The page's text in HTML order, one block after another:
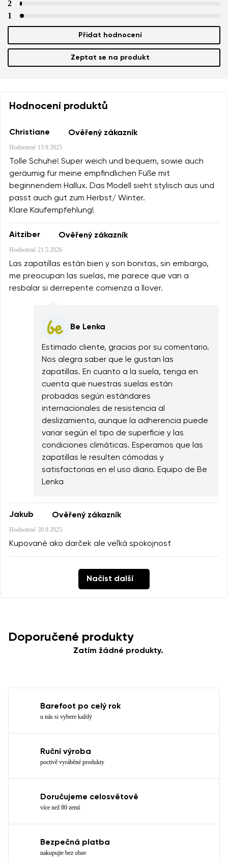
2
1
Přidat hodnocení
Zeptat se na produkt
Hodnocení produktů
Christiane Ověřený zákazník
Hodnotené 13.9.2025
Tolle Schuhe! Super weich und bequem, sowie auch
geräumig für meine empfindlichen Füße mit
beginnendem Hallux. Das Modell sieht stylisch aus und
passt auch gut zum Herbst/ Winter.
Klare Kaufempfehlung!
Aitziber Ověřený zákazník
Hodnotené 21.5.2026
Las zapatillas están bien y son bonitas, sin embargo,
me preocupan las suelas, me parece que van a
resbalar si derrepente comienza a llover.
Be Lenka
Estimado cliente, gracias por su comentario.
Nos alegra saber que le gustan las
zapatillas. En cuanto a la suela, tenga en
cuenta que nuestras suelas están
probadas según estándares
internacionales de resistencia al
deslizamiento, aunque la adherencia puede
variar según el tipo de superficie y las
condiciones climáticas. Esperamos que las
zapatillas le resulten cómodas y
satisfactorias en el uso diario. Equipo de Be
Lenka
Jakub Ověřený zákazník
Hodnotené 30.9.2025
Kupované ako darček ale veľká spokojnosť
Načíst další
Doporučené produkty
Zatím žádné produkty.
Barefoot po celý rok
u nás si vybere každý
Ruční výroba
poctivě vyráběné produkty
Doručujeme celosvětově
více než 80 zemí
Bezpečná platba
nakupujte bez obav